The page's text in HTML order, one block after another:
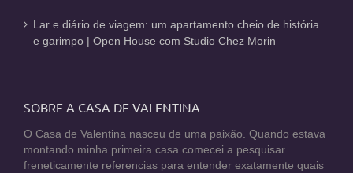
Lar e diário de viagem: um apartamento cheio de história
e garimpo | Open House com Studio Chez Morin
SOBRE A CASA DE VALENTINA
O Casa de Valentina nasceu de uma paixão. Quando estava
montando minha primeira casa comecei a pesquisar
freneticamente referencias para entender exatamente quais